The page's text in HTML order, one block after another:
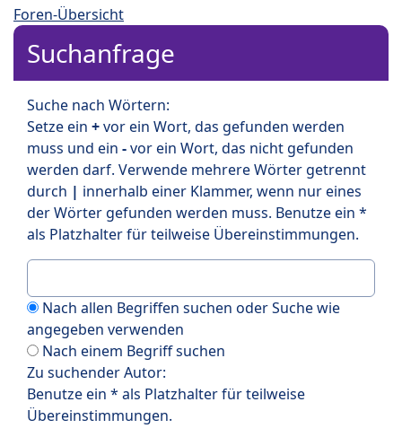
Foren-Übersicht
Suchanfrage
Suche nach Wörtern:
Setze ein +vor ein Wort, das gefunden werden
muss und ein -vor ein Wort, das nicht gefunden
werden darf. Verwende mehrere Wörter getrennt
durch | innerhalb einer Klammer, wenn nur eines
der Wörter gefunden werden muss. Benutze ein *
als Platzhalter für teilweise Übereinstimmungen.
Nach allen Begriffen suchen oder Suche wie
angegeben verwenden
Nach einem Begriff suchen
Zu suchender Autor:
Benutze ein * als Platzhalter für teilweise
Übereinstimmungen.